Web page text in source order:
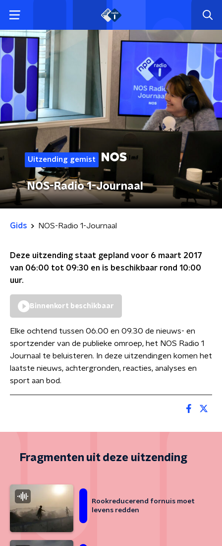
Uitzending gemist
NOS-Radio 1-Journaal
Gids NOS-Radio 1-Journaal
Deze uitzending staat gepland voor 6 maart 2017
van 06:00 tot 09:30 en is beschikbaar rond 10:00
uur.
Binnenkort beschikbaar
Elke ochtend tussen 06.00 en 09.30 de nieuws- en
sportzender van de publieke omroep, het NOS Radio 1
Journaal te beluisteren. In deze uitzendingen komen het
laatste nieuws, achtergronden, reacties, analyses en
sport aan bod.
Fragmenten uit deze uitzending
Rookreducerend fornuis moet
levens redden